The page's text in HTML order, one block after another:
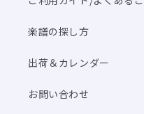
楽譜の探し方
出荷＆カレンダー
お問い合わせ